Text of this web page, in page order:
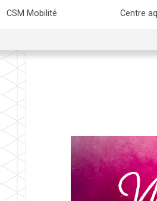
CSM Mobilité Centre